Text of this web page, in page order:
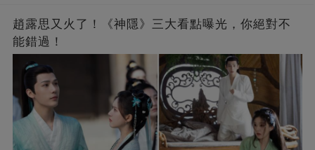
趙露思又火了！《神隱》三大看點曝光，你絕對不
能錯過！